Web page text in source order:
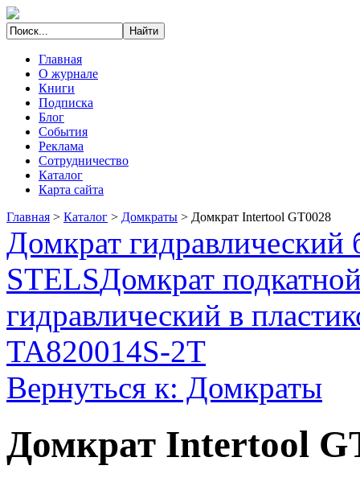
Главная
О журнале
Книги
Подписка
Блог
События
Реклама
Сотрудничество
Каталог
Карта сайта
Главная > Каталог > Домкраты > Домкрат Intertool GT0028
Домкрат
STELSДомкрат
гидравлический в
TA820014S-2T
Вернуться к: Домкраты
Домкрат Intertool